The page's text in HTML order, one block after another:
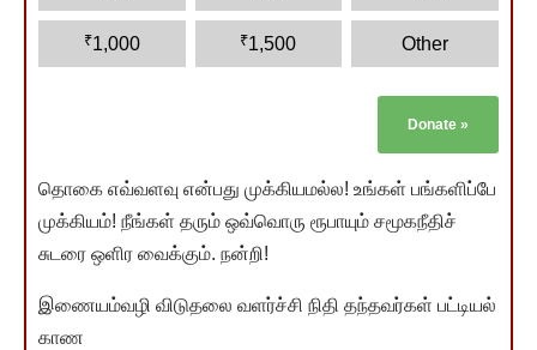
₹1,000 ₹1,500 Other
Donate »
தொகை எவ்வளவு என்பது முக்கியமல்ல! உங்கள் பங்களிப்பே
முக்கியம்! நீங்கள் தரும் ஒவ்வொரு ரூபாயும் சமூகநீதிச்
சுடரை ஒளிர வைக்கும். நன்றி!
இணையம்வழி விடுதலை வளர்ச்சி நிதி தந்தவர்கள் பட்டியல்
காண